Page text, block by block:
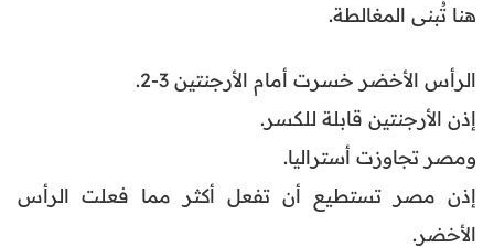
هنا تُبنى المغالطة.
الرأس الأخضر خسرت أمام الأرجنتين 3-2.
إذن الأرجنتين قابلة للكسر.
ومصر تجاوزت أستراليا.
إذن مصر تستطيع أن تفعل أكثر مما فعلت الرأس
الأخضر.